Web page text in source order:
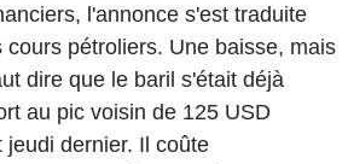
l'annonce s'est traduite
cours pétroliers. Une baisse, mais
dire que le baril s'était déjà
au pic voisin de 125 USD
dernier. Il coûte